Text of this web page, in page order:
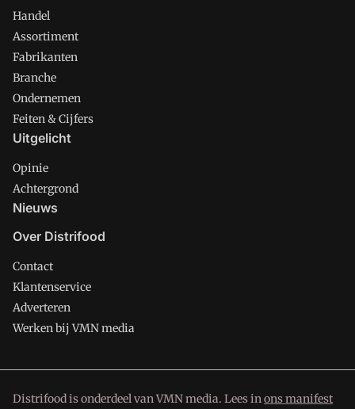
Handel
Assortiment
Fabrikanten
Branche
Ondernemen
Feiten & Cijfers
Uitgelicht
Opinie
Achtergrond
Nieuws
Over Distrifood
Contact
Klantenservice
Adverteren
Werken bij VMN media
Distrifood is onderdeel van VMN media. Lees inons manifest